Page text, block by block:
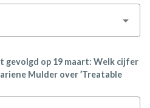
gevolgd op 19 maart: Welk cijfer
Mulder over ’Treatable